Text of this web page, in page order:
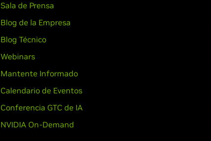
Sala de Prensa
Blog de la Empresa
Blog Técnico
Webinars
Mantente Informado
Calendario de Eventos
Conferencia GTC de IA
NVIDIA On-Demand